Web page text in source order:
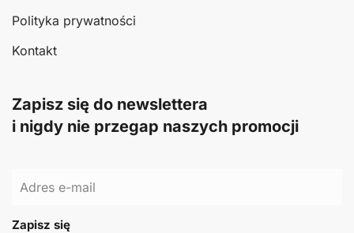
Polityka prywatności
Kontakt
Zapisz się do newslettera
i nigdy nie przegap naszych promocji
Zapisz się